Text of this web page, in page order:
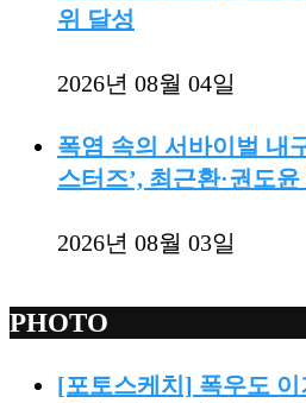
위 달성
2026년 08월 04일
폭염 속의 서바이벌 내
스터즈’, 최근환·권도
2026년 08월 03일
PHOTO
[포토스케치] 폭우도 이